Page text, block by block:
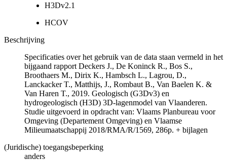
H3Dv2.1
HCOV
Beschrijving
Specificaties over het gebruik van de data staan vermeld in het
bijgaand rapport Deckers J., De Koninck R., Bos S.,
Broothaers M., Dirix K., Hambsch L., Lagrou, D.,
Lanckacker T., Matthijs, J., Rombaut B., Van Baelen K. &
Van Haren T., 2019. Geologisch (G3Dv3) en
hydrogeologisch (H3D) 3D-lagenmodel van Vlaanderen.
Studie uitgevoerd in opdracht van: Vlaams Planbureau voor
Omgeving (Departement Omgeving) en Vlaamse
Milieumaatschappij 2018/RMA/R/1569, 286p. + bijlagen
(Juridische) toegangsbeperking
anders